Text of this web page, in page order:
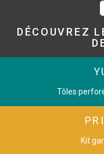
DÉCOUVREZ
Tôles
Kit